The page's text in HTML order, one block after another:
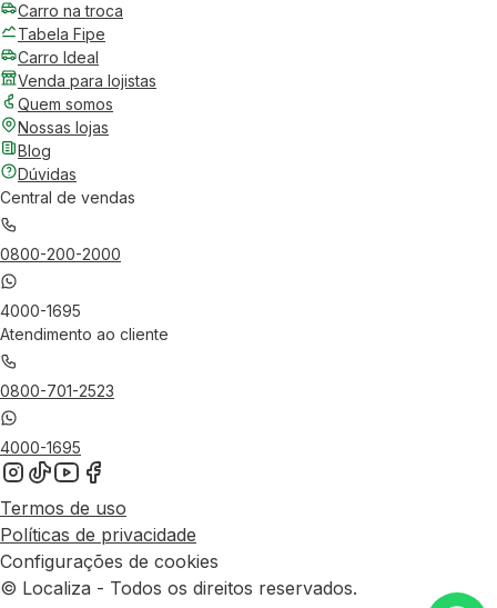
Carro na troca
Tabela Fipe
Carro Ideal
Venda para lojistas
Quem somos
Nossas lojas
Blog
Dúvidas
Central de vendas
0800-200-2000
4000-1695
Atendimento ao cliente
0800-701-2523
4000-1695
Termos de uso
Políticas de privacidade
Configurações de cookies
© Localiza - Todos os direitos reservados.